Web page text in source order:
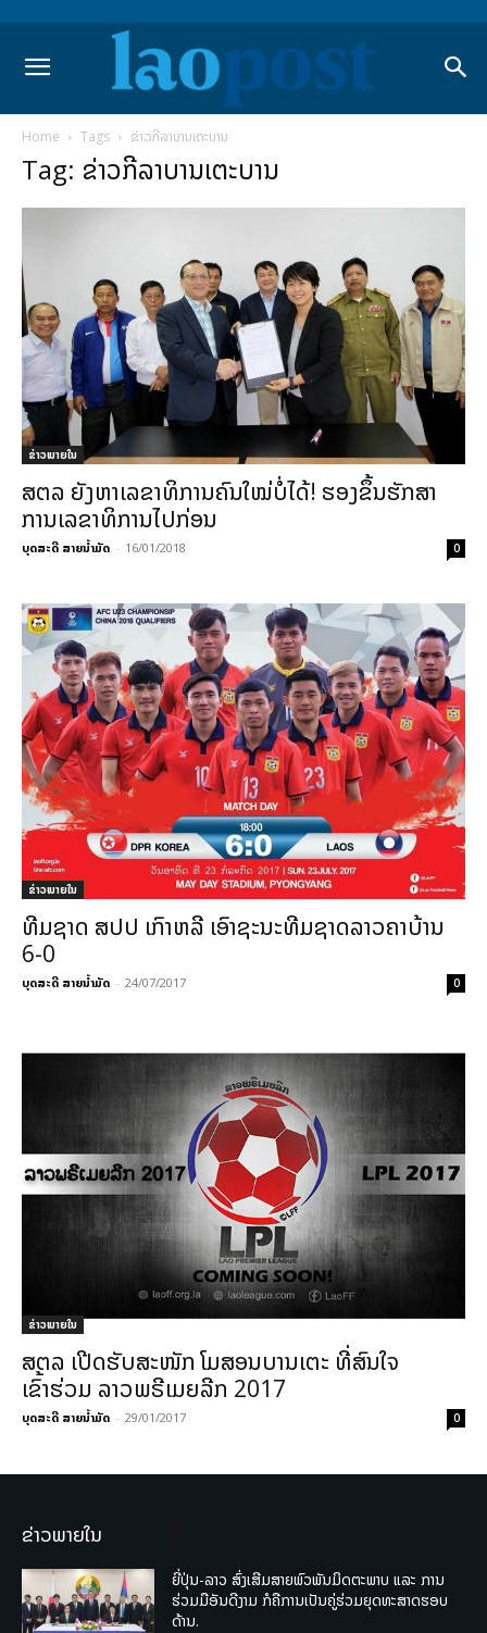
Home Tags ຂ່າວກີລາບານເຕະບານ
Tag: ຂ່າວກີລາບານເຕະບານ
ຂ່າວພາຍ​ໃນ
ສຕລ ຍັງຫາເລຂາທິການຄົນໃໝ່ບໍ່ໄດ້! ຮອງຂຶ້ນຮັກສາ
ການເລຂາທິການໄປກ່ອນ
ບຸດສະດີ ສາຍນ້ຳມັດ - 16/01/2018 0
ຂ່າວພາຍ​ໃນ
ທີມຊາດ ສປປ ເກົາຫລີ ເອົາຊະນະທີມຊາດລາວຄາບ້ານ
6-0
ບຸດສະດີ ສາຍນ້ຳມັດ - 24/07/2017 0
ຂ່າວພາຍ​ໃນ
ສຕລ ເປີດຮັບສະໜັກ ໂມສອນບານເຕະ ທີ່ສົນໃຈ
ເຂົ້າຮ່ວມ ລາວພຣີເມຍລີກ 2017
ບຸດສະດີ ສາຍນ້ຳມັດ - 29/01/2017 0
ຂ່າວພາຍໃນ
ຍີ່ປຸ່ນ-ລາວ ສົ່ງເສີມສາຍພົວພັນມິດຕະພາບ ແລະ ການ
ຮ່ວມມືອັນດີງາມ ກໍຄືການເປັນຄູ່ຮ່ວມຍຸດທະສາດຮອບ
ດ້ານ.